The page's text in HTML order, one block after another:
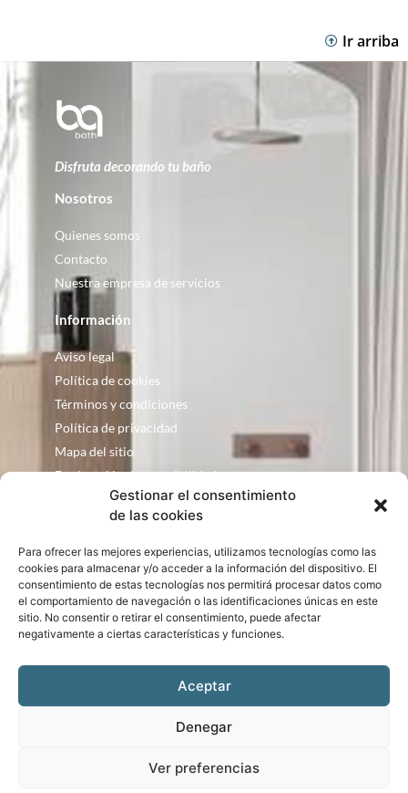
Gestionar el consentimiento
de las cookies
Para ofrecer las mejores experiencias, utilizamos tecnologías como las
cookies para almacenar y/o acceder a la información del dispositivo. El
consentimiento de estas tecnologías nos permitirá procesar datos como
el comportamiento de navegación o las identificaciones únicas en este
sitio. No consentir o retirar el consentimiento, puede afectar
negativamente a ciertas características y funciones.
Aceptar
Denegar
Ver preferencias
Ir arriba
Disfruta decorando tu baño
Nosotros
Quienes somos
Contacto
Nuestra empresa de servicios
Información
Aviso legal
Política de cookies
Términos y condiciones
Política de privacidad
Mapa del sitio
Declaración de accesibilidad
Contacto
Fontanería Baquero
C/ Justo Zoco, 36 Ejea de los Caballeros
Zaragoza – España
consultas@bqbath.es
693 21 32 44
Bqbath © Copyright 2024. Diseño web realizado por